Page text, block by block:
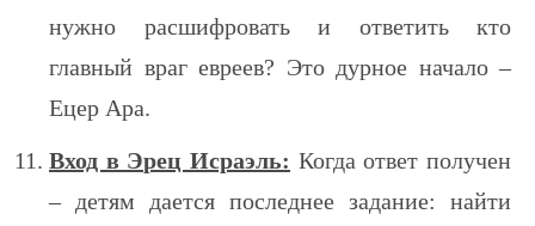
нужно расшифровать и ответить кто
главный враг евреев? Это дурное начало –
Ецер Ара.
Вход в Эрец Исраэль: Когда ответ получен
– детям дается последнее задание: найти